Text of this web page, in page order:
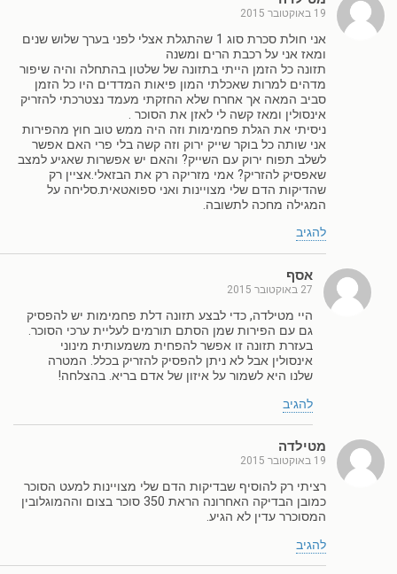
19 באוקטובר 2015
אני חולת סכרת סוג 1 שהתגלת אצלי לפני בערך שלוש שנים
ומאז אני על רכבת הרים ומשנה
תזונה כל הזמן הייתי בתזונה של שלטון בהתחלה והיה שיפור
מדהים למרות שאכלתי המון פיאות המדדים היו כל הזמן
סביב המאה אך אחרח שלא החזקתי מעמד נצטרכתי להזריק
אינסולין ומאז קשה לי לאזן את הסוכר .
ניסיתי את הגלת פחמימות וזה היה ממש טוב חוץ מהפירות
אני שותה כל בוקר שייק ירוק וזה קשה בלי פרי האם אפשר
לשלב תפוח ירוק עם השייק? והאם יש אפשרות שאגיע למצב
שאפסיק להזריק? אמי מזריקה רק את הבזאלי.אציין רק
שהדיקות הדם שלי מצויינות ואני ספואטאית.סליחה על
המגילה מחכה לתשובה.
להגיב
אסף
27 באוקטובר 2015
היי מטילדה, כדי לבצע תזונה דלת פחמימות יש להפסיק
גם עם הפירות שמן הסתם תורמים לעליית ערכי הסוכר.
בעזרת תזונה זו אפשר להפחית משמעותית מינוני
אינסולין אבל לא ניתן להפסיק להזריק בכלל. המטרה
שלנו היא לשמור על איזון של אדם בריא. בהצלחה!
להגיב
מטילדה
19 באוקטובר 2015
רציתי רק להוסיף שבדיקות הדם שלי מצויינות למעט הסוכר
כמובן הבדיקה האחרונה הראת 350 סוכר בצום וההמוגלובין
המסוכרר עדין לא הגיע.
להגיב